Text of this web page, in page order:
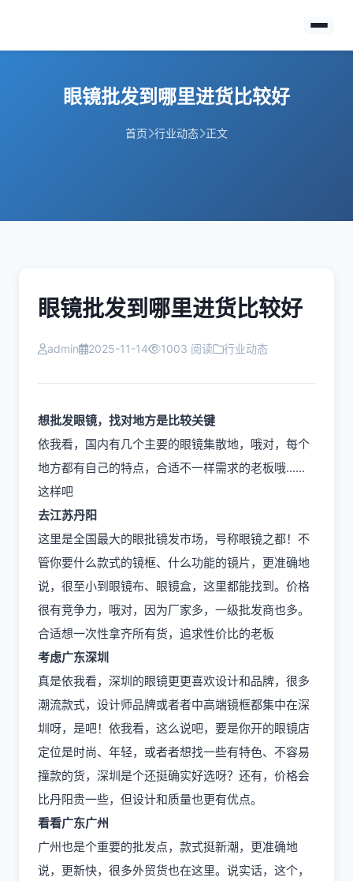
眼镜批发到哪里进货比较好
首页 行业动态 正文
眼镜批发到哪里进货比较好
admin 2025-11-14 1003 阅读 行业动态
想批发眼镜，找对地方是比较关键
依我看，国内有几个主要的眼镜集散地，哦对，每个
地方都有自己的特点，合适不一样需求的老板哦......
这样吧
去江苏丹阳
这里是全国最大的眼批镜发市场，号称眼镜之都！不
管你要什么款式的镜框、什么功能的镜片，更准确地
说，很至小到眼镜布、眼镜盒，这里都能找到。价格
很有竞争力，哦对，因为厂家多，一级批发商也多。
合适想一次性拿齐所有货，追求性价比的老板
考虑广东深圳
真是依我看，深圳的眼镜更更喜欢设计和品牌，很多
潮流款式，设计师品牌或者者中高端镜框都集中在深
圳呀，是吧！依我看，这么说吧，要是你开的眼镜店
定位是时尚、年轻，或者者想找一些有特色、不容易
撞款的货，深圳是个还挺确实好选呀？还有，价格会
比丹阳贵一些，但设计和质量也更有优点。
看看广东广州
广州也是个重要的批发点，款式挺新潮，更准确地
说，更新快，很多外贸货也在这里。说实话，这个，